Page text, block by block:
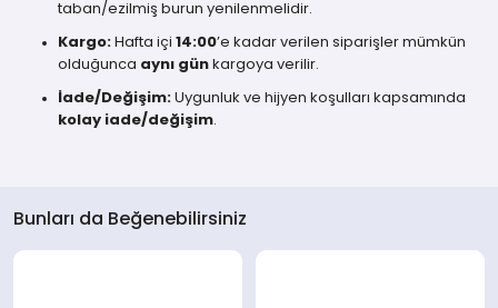
taban/ezilmiş burun yenilenmelidir.
Kargo: Hafta içi 14:00’e kadar verilen siparişler mümkün
olduğunca aynı gün kargoya verilir.
İade/Değişim: Uygunluk ve hijyen koşulları kapsamında
kolay iade/değişim
Bunları da Beğenebilirsiniz